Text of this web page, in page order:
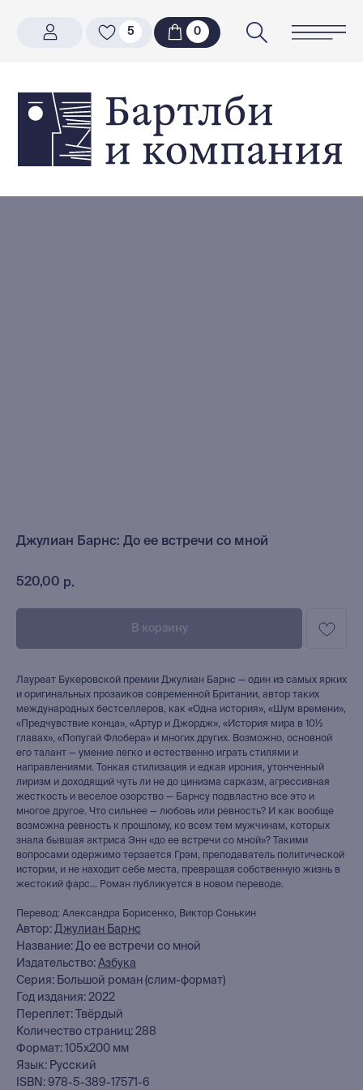
00
Джулиан Барнс: До ее встречи со мной
520,00 р.
В корзину
Лауреат Букеровской премии Джулиан Барнс — один из самых ярких
и оригинальных прозаиков современной Британии, автор таких
международных бестселлеров, как «Одна история», «Шум времени»,
«Предчувствие конца», «Артур и Джордж», «История мира в 10½
главах», «Попугай Флобера» и многих других. Возможно, основной
его талант — умение легко и естественно играть стилями и
направлениями. Тонкая стилизация и едкая ирония, утонченный
лиризм и доходящий чуть ли не до цинизма сарказм, агрессивная
жесткость и веселое озорство — Барнсу подвластно все это и
многое другое. Что сильнее — любовь или ревность? И как вообще
возможна ревность к прошлому, ко всем тем мужчинам, которых
знала бывшая актриса Энн «до ее встречи со мной»? Такими
вопросами одержимо терзается Грэм, преподаватель политической
истории, и не находит себе места, превращая собственную жизнь в
жестокий фарс... Роман публикуется в новом переводе.
Перевод: Александра Борисенко, Виктор Сонькин
Автор: Джулиан Барнс
Название: До ее встречи со мной
Издательство: Азбука
Серия: Большой роман (слим-формат)
Год издания: 2022
Переплет: Твёрдый
Количество страниц: 288
Формат: 105х200 мм
Язык: Русский
ISBN: 978-5-389-17571-6
книжный интернет-магазин
из Петербурга
Каталог